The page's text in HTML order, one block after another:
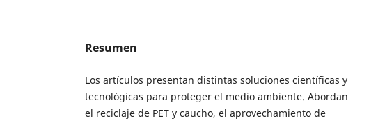
Resumen
Los artículos presentan distintas soluciones científicas y
tecnológicas para proteger el medio ambiente. Abordan
el reciclaje de PET y caucho, el aprovechamiento de